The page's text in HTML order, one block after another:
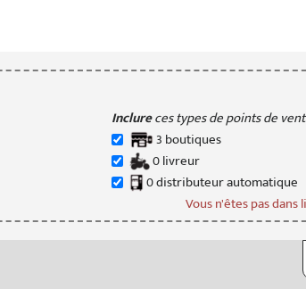
Inclureces types de points de
3 boutiques
0livreur
0distributeurautomatique
Vous n'êtes pas dans